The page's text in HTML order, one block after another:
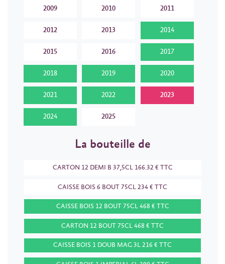
2009 2010 2011
2012 2013 2014
2015 2016 2017
2018 2019 2020
2021 2022 2023
2024 2025
La bouteille de
CARTON 12 DEMI B 37,5CL 166.32 € TTC
CAISSE BOIS 6 BOUT 75CL 234 € TTC
CAISSE BOIS 12 BOUT 75CL 468 € TTC
CARTON 12 BOUT 75CL 468 € TTC
CAISSE BOIS 1 DOUB MAG 3L 216 € TTC